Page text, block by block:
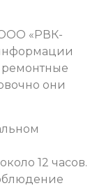
ООО «РВК-
они
12 часов.